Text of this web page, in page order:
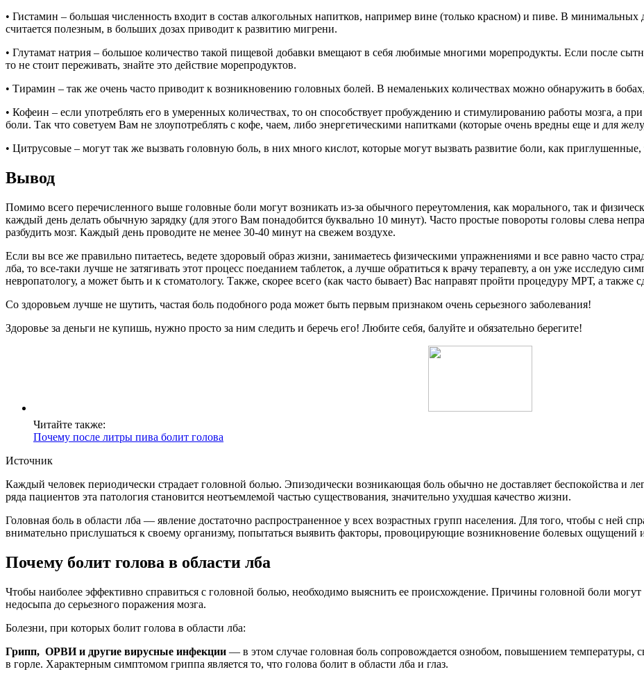
• Гистамин – большая численность входит в состав алкогольных напитков, например вине (только красном) и пиве. В
считается полезным, в больших дозах приводит к развитию мигрени.
• Глутамат натрия – большое количество такой пищевой добавки вмещают в себя любимые многими морепродукты. Если после
то не стоит переживать, знайте это действие морепродуктов.
• Тирамин – так же очень часто приводит к возникновению головных болей. В немаленьких количествах можно обнаружить в
• Кофеин – если употреблять его в умеренных количествах, то он способствует пробуждению и стимулированию работы мозга, а
боли. Так что советуем Вам не злоупотреблять с кофе, чаем, либо энергетическими напитками (которые очень вредны еще и для
• Цитрусовые – могут так же вызвать головную боль, в них много кислот, которые могут вызвать развитие боли, как приглушенные,
Вывод
Помимо всего перечисленного выше головные боли могут возникать из-за обычного переутомления, как морального, так и
каждый день делать обычную зарядку (для этого Вам понадобится буквально 10 минут). Часто простые повороты головы слева
разбудить мозг. Каждый день проводите не менее 30-40 минут на свежем воздухе.
Если вы все же правильно питаетесь, ведете здоровый образ жизни, занимаетесь физическими упражнениями и все равно часто
лба, то все-таки лучше не затягивать этот процесс поеданием таблеток, а лучше обратиться к врачу терапевту, а он уже исследую
невропатологу, а может быть и к стоматологу. Также, скорее всего (как часто бывает) Вас направят пройти процедуру МРТ, а также
Со здоровьем лучше не шутить, частая боль подобного рода может быть первым признаком очень серьезного заболевания!
Здоровье за деньги не купишь, нужно просто за ним следить и беречь его! Любите себя, балуйте и обязательно берегите!
Читайте также:
Почему после литры пива болит голова
Источник
Каждый человек периодически страдает головной болью. Эпизодически возникающая боль обычно не доставляет беспокойства и
ряда пациентов эта патология становится неотъемлемой частью существования, значительно ухудшая качество жизни.
Головная боль в области лба — явление достаточно распространенное у всех возрастных групп населения. Для того, чтобы с ней
внимательно прислушаться к своему организму, попытаться выявить факторы, провоцирующие возникновение болевых ощущений и
Почему болит голова в области лба
Чтобы наиболее эффективно справиться с головной болью, необходимо выяснить ее происхождение. Причины головной боли
недосыпа до серьезного поражения мозга.
Болезни, при которых болит голова в области лба:
Грипп, ОРВИ и другие вирусные инфекции — в этом случае головная боль сопровождается ознобом, повышением температуры,
в горле. Характерным симптомом гриппа является то, что голова болит в области лба и глаз.